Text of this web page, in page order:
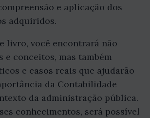
e aplicação dos
adquiridos.
livro, você encontrará não
e conceitos, mas também
e casos reais que ajudarão
da Contabilidade
da administração pública.
conhecimentos, será possível